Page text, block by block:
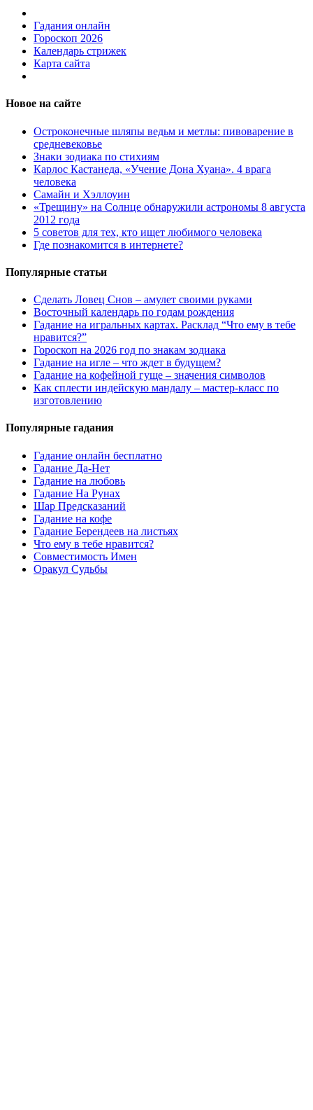
Гадания онлайн
Гороскоп 2026
Календарь стрижек
Карта сайта
Новое на сайте
Остроконечные шляпы ведьм и метлы: пивоварение в
средневековье
Знаки зодиака по стихиям
Карлос Кастанеда, «Учение Дона Хуана». 4 врага
человека
Самайн и Хэллоуин
«Трещину» на Солнце обнаружили астрономы 8 августа
2012 года
5 советов для тех, кто ищет любимого человека
Где познакомится в интернете?
Популярные статьи
Сделать Ловец Снов – амулет своими руками
Восточный календарь по годам рождения
Гадание на игральных картах. Расклад “Что ему в тебе
нравится?”
Гороскоп на 2026 год по знакам зодиака
Гадание на игле – что ждет в будущем?
Гадание на кофейной гуще – значения символов
Как сплести индейскую мандалу – мастер-класс по
изготовлению
Популярные гадания
Гадание онлайн бесплатно
Гадание Да-Нет
Гадание на любовь
Гадание На Рунах
Шар Предсказаний
Гадание на кофе
Гадание Берендеев на листьях
Что ему в тебе нравится?
Совместимость Имен
Оракул Судьбы